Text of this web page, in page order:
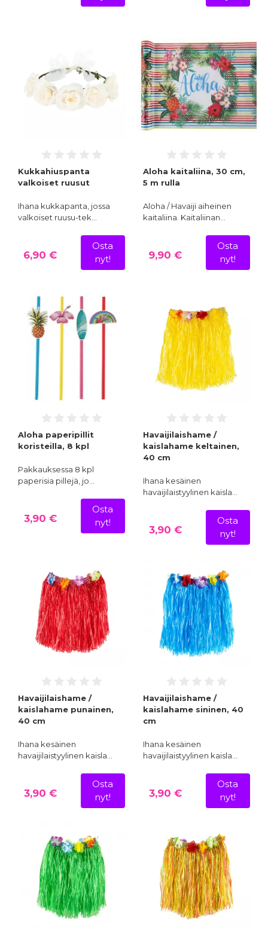
Kukkahiuspanta
valkoiset ruusut
Ihana kukkapanta, jossa
valkoiset ruusu-tek…
6,90 €
Osta
nyt!
Aloha kaitaliina, 30 cm,
5 m rulla
Aloha / Havaiji aiheinen
kaitaliina. Kaitaliinan…
9,90 €
Osta
nyt!
Aloha paperipillit
koristeilla, 8 kpl
Pakkauksessa 8 kpl
paperisia pillejä, jo…
3,90 €
Osta
nyt!
Havaijilaishame /
kaislahame keltainen,
40 cm
Ihana kesäinen
havaijilaistyylinen kaisla…
3,90 €
Osta
nyt!
Havaijilaishame /
kaislahame punainen,
40 cm
Ihana kesäinen
havaijilaistyylinen kaisla…
3,90 €
Osta
nyt!
Havaijilaishame /
kaislahame sininen, 40
cm
Ihana kesäinen
havaijilaistyylinen kaisla…
3,90 €
Osta
nyt!